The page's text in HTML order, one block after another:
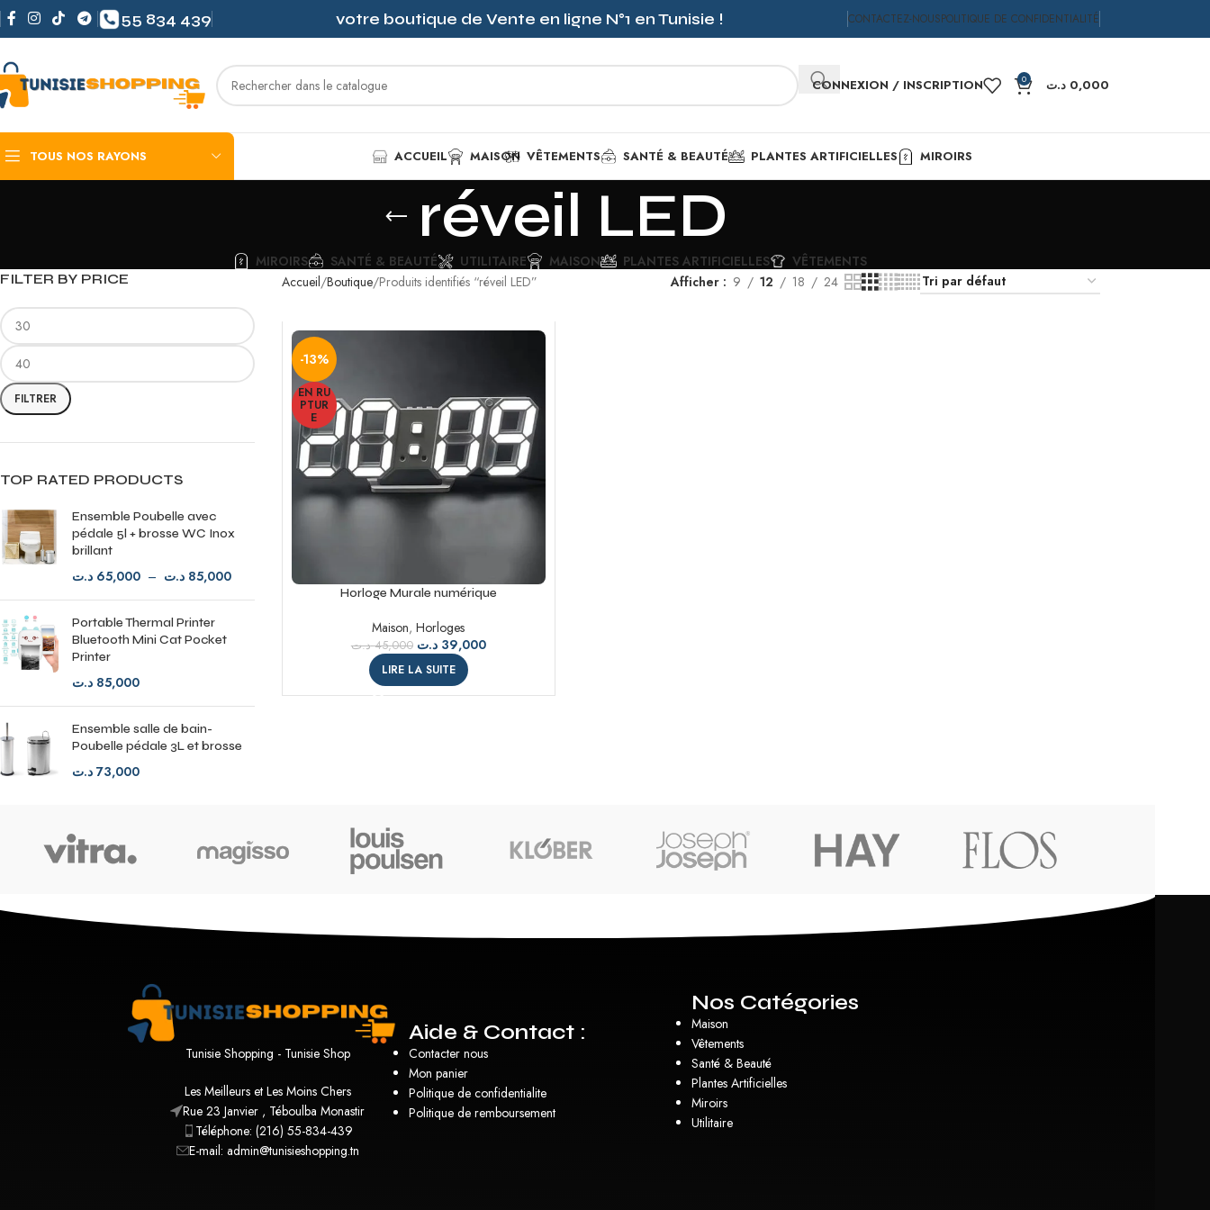
55 834 439 votre boutique de Vente en ligne N°1 en Tunisie ! CONTACTEZ-NOUSPOLITIQUE DE CONFIDENTIALITÉ
CONNEXION / INSCRIPTION 0 0,000 د.ت
TOUS NOS RAYONS ACCUEIL MAISON VÊTEMENTS SANTÉ & BEAUTÉ PLANTES ARTIFICIELLES MIROIRS
réveil LED
MIROIRS SANTÉ & BEAUTÉ UTILITAIRE MAISON PLANTES ARTIFICIELLES VÊTEMENTS
FILTER BY PRICE
FILTRER
TOP RATED PRODUCTS
Ensemble Poubelle avec
pédale 5l + brosse WC Inox
brillant
65,000 د.ت – 85,000 د.ت
Portable Thermal Printer
Bluetooth Mini Cat Pocket
Printer
85,000 د.ت
Ensemble salle de bain-
Poubelle pédale 3L et brosse
73,000 د.ت
Accueil Boutique Produits identifiés “réveil LED” Afficher 9 12 18 24
-13%
EN RU
PTUR
E
Horloge Murale numérique
Maison,Horloges
45,000 د.ت 39,000 د.ت
LIRE LA SUITE
Tunisie Shopping - Tunisie Shop
Les Meilleurs et Les Moins Chers
Rue 23 Janvier , Téboulba Monastir
Téléphone: (216) 55-834-439
E-mail: admin@tunisieshopping.tn
Aide & Contact :
Contacter nous
Mon panier
Politique de confidentialite
Politique de remboursement
Nos Catégories
Maison
Vêtements
Santé & Beauté
Plantes Artificielles
Miroirs
Utilitaire